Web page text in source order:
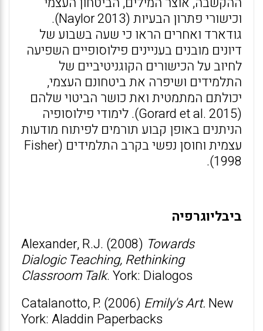
וכישורי פתרון הבעיות (Naylor 2013).
גודארד ואחרים הראו כי שעה בשבוע של
דיונים מובנים בעניינים פילוסופיים השפיעה
לחיוב על הכישורים הקוגניטיביים של
התלמידים ושיפרה את ביטחונם העצמי,
יכולתם המתמטית ואת כושר הביטוי שלהם
(Gorard et al. 2015). לימודי פילוסופיה
הניתנים באופן קבוע תורמים לפיתוח מודעות
עצמית וחוסן נפשי בקרב התלמידים (Fisher
1998).
ביבליוגרפיה
Alexander, R.J. (2008) Towards
Dialogic Teaching, Rethinking
Classroom Talk. York: Dialogos
Catalanotto, P. (2006) Emily's Art. New
York: Aladdin Paperbacks